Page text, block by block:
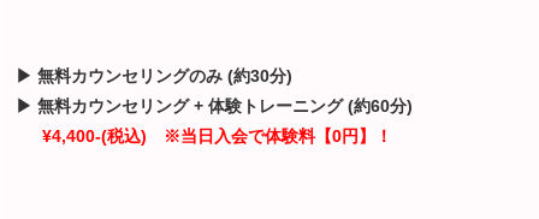
▶ 無料カウンセリングのみ (約30分)
▶ 無料カウンセリング + 体験トレーニング (約60分)
¥4,400-(税込) ※当日入会で体験料【0円】！